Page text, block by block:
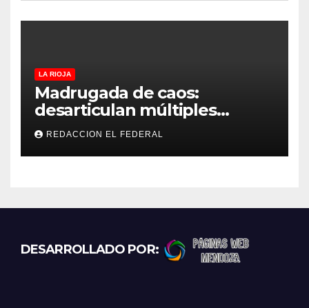
factura lo que lee, no lo que
estima”
LA RIOJA
Madrugada de caos:
desarticulan múltiples
“rodadas” y detienen a
motociclistas violentos
REDACCION EL FEDERAL
DESARROLLADO POR: